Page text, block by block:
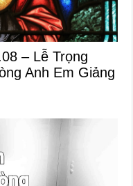
– Lễ Trọng
Anh Em Giảng